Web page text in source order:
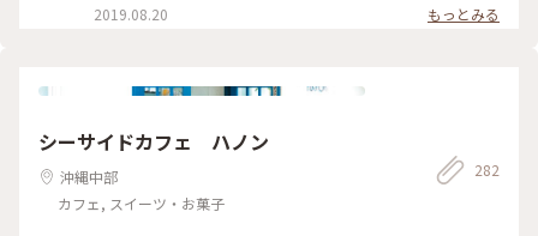
2019.08.20
もっとみる
シーサイドカフェ ハノン
沖縄中部
カフェ, スイーツ・お菓子
282